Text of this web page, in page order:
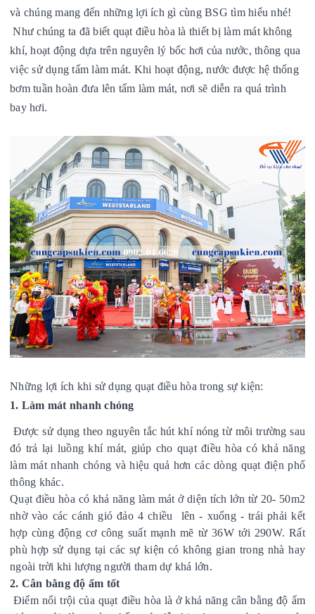
và chúng mang đến những lợi ích gì cùng BSG tìm hiểu nhé!
Như chúng ta đã biết quạt điều hòa là thiết bị làm mát không
khí, hoạt động dựa trên nguyên lý bốc hơi của nước, thông qua
việc sử dụng tấm làm mát. Khi hoạt động, nước được hệ thống
bơm tuần hoàn đưa lên tấm làm mát, nơi sẽ diễn ra quá trình
bay hơi.
Những lợi ích khi sử dụng quạt điều hòa trong sự kiện:
1. Làm mát nhanh chóng
Được sử dụng theo nguyên tắc hút khí nóng từ môi trường sau
đó trả lại luồng khí mát, giúp cho quạt điều hòa có khả năng
làm mát nhanh chóng và hiệu quả hơn các dòng quạt điện phổ
thông khác.
Quạt điều hòa có khả năng làm mát ở diện tích lớn từ 20- 50m2
nhờ vào các cánh gió đảo 4 chiều
lên - xuống - trái phải kết
hợp cùng động cơ công suất mạnh mẽ từ 36W tới 290W. Rất
phù hợp sử dụng tại các sự kiện có không gian trong nhà hay
ngoài trời khi lượng người tham dự khá lớn.
2. Cân bằng độ ẩm tốt
Điểm nổi trội của quạt điều hòa là ở khả năng cân bằng độ ẩm